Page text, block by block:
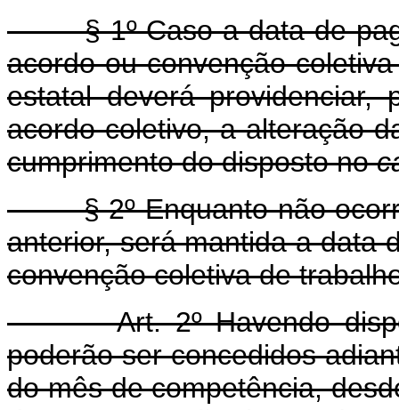
§ 1º Caso a data de
acordo ou convenção
estatal deverá
acordo coletivo, a alteração
cumprimento do disposto no
§ 2º Enquanto não
anterior, será mantida a data
convenção coletiva de
Art. 2º Havendo
poderão ser concedidos
do mês de competência,